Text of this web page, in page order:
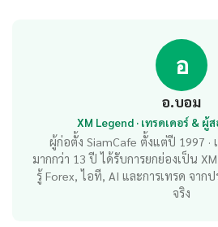
อ
อ.บอม
XM Legend · เทรดเดอร์ & ผู้
ผู้ก่อตั้ง SiamCafe ตั้งแต่ปี 1997 ·
มากกว่า 13 ปี ได้รับการยกย่องเป็น
รู้ Forex, ไอที, AI และการเทรด จาก
จริง